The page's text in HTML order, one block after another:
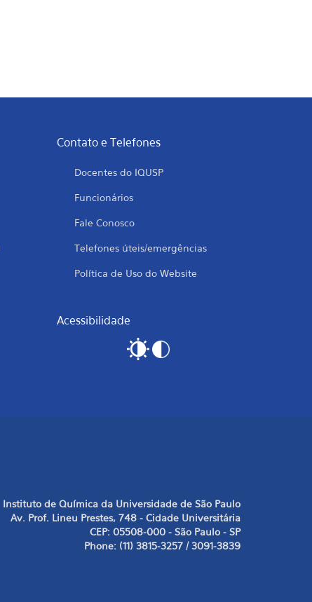
Contato e Telefones
Docentes do IQUSP
Funcionários
Fale Conosco
Telefones úteis/emergências
Política de Uso do Website
Acessibilidade
Instituto de Química da Universidade de São Paulo
Av. Prof. Lineu Prestes, 748 - Cidade Universitária
CEP: 05508-000 - São Paulo - SP
Phone: (11) 3815-3257 / 3091-3839